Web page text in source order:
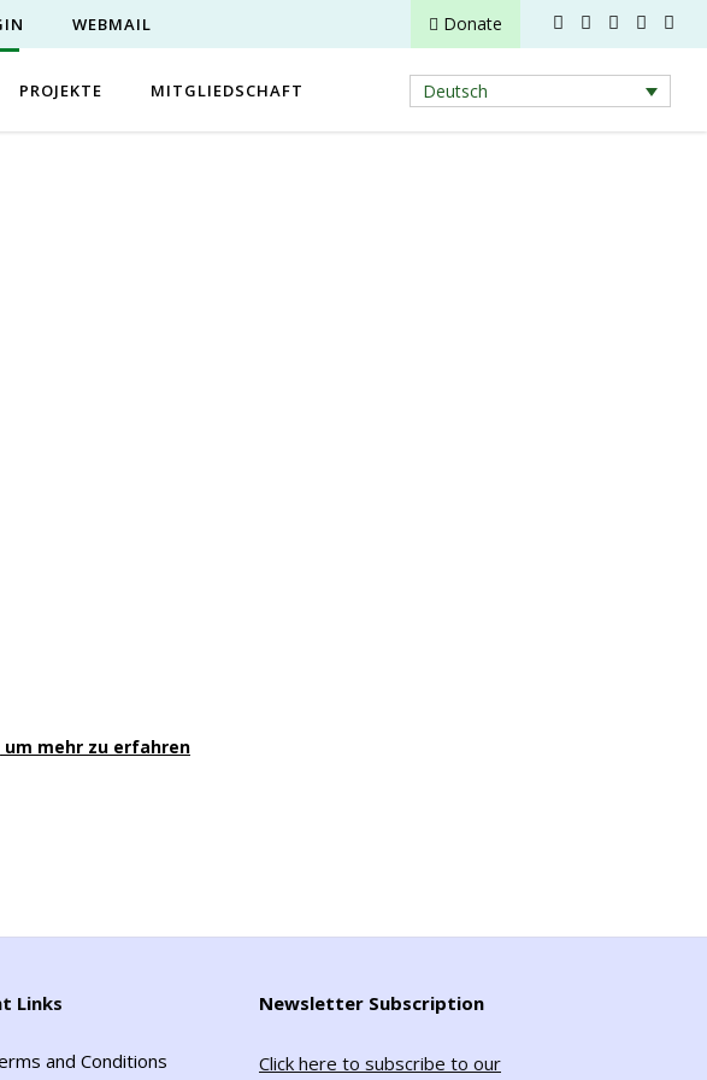
WEBMAIL Donate
PROJEKTE MITGLIEDSCHAFT Deutsch
um mehr zu erfahren
Links
and Conditions
Newsletter Subscription
Click here to subscribe to our